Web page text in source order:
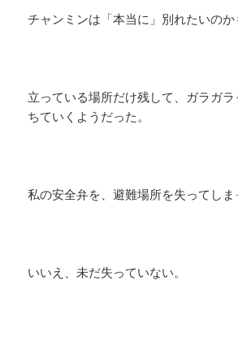
チャンミンは「本当に」別れたいのか
立っている場所だけ残して、ガラガ
ちていくようだった。
私の安全弁を、避難場所を失ってしま
いいえ、未だ失っていない。